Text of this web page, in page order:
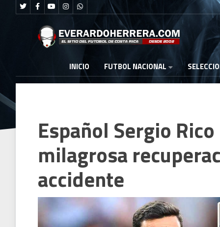
INICIO FUTBOL NACIONAL
Español Sergio
milagrosa
accidente